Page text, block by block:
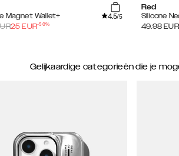
Magnet Wallet+ 4.5/5
25 EUR-50%
Red
Silicone
49.98 EUR
Gelijkaardige categorieën die je